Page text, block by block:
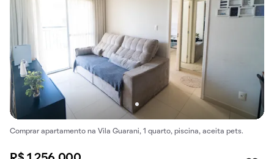
Comprar apartamento na Vila Guarani, 1 quarto, piscina, aceita pets.